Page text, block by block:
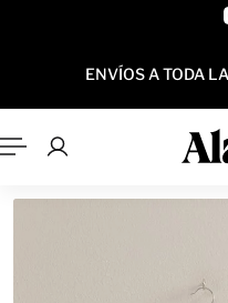
ENVÍOS A TODA